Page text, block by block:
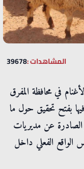
المشاهدات :39678
في محافظة المفرق
بفتح تحقيق حول ما
عن مديريات
الواقع الفعلي داخل